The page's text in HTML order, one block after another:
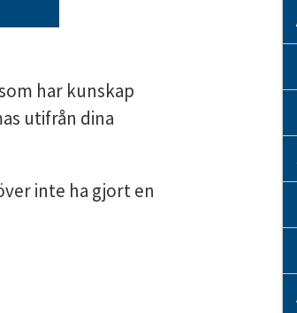
har kunskap
utifrån dina
inte ha gjort en